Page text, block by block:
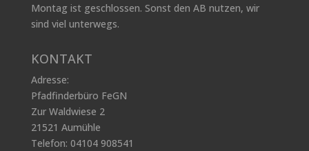
Montag ist geschlossen. Sonst den AB nutzen, wir
sind viel unterwegs.
KONTAKT
Adresse:
Pfadfinderbüro FeGN
Zur Waldwiese 2
21521 Aumühle
Telefon: 04104 908541